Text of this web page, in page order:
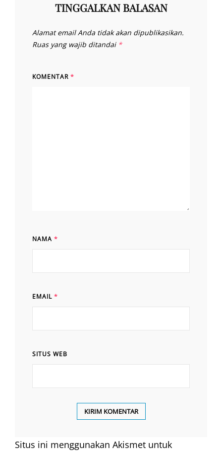
TINGGALKAN BALASAN
Alamat email Anda tidak akan dipublikasikan.
Ruas yang wajib ditandai *
KOMENTAR *
NAMA *
EMAIL *
SITUS WEB
Situs ini menggunakan Akismet untuk